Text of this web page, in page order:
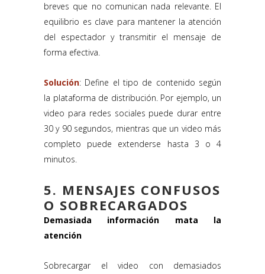
breves que no comunican nada relevante. El
equilibrio es clave para mantener la atención
del espectador y transmitir el mensaje de
forma efectiva.
Solución: Define el tipo de contenido según
la plataforma de distribución. Por ejemplo, un
video para redes sociales puede durar entre
30 y 90 segundos, mientras que un video más
completo puede extenderse hasta 3 o 4
minutos.
5. MENSAJES CONFUSOS
O SOBRECARGADOS
Demasiada información mata la
atención
Sobrecargar el video con demasiados